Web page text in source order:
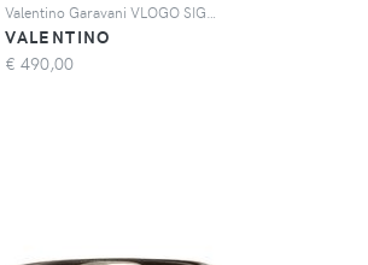
VALENTINO
€ 490,00